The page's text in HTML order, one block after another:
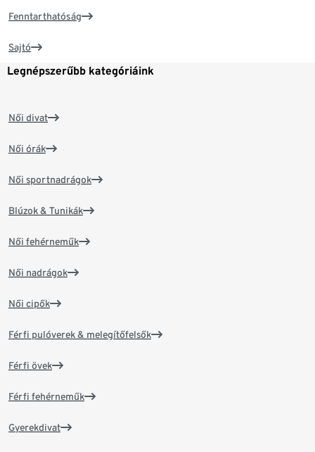
Fenntarthatóság
Sajtó
Legnépszerűbb kategóriáink
Női divat
Női órák
Női sportnadrágok
Blúzok & Tunikák
Női fehérneműk
Női nadrágok
Női cipők
Férfi pulóverek & melegítőfelsők
Férfi övek
Férfi fehérneműk
Gyerekdivat